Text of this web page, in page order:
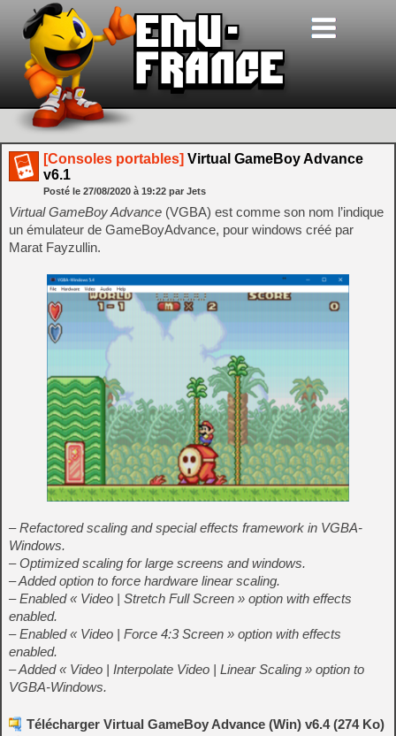
[Consoles portables] Virtual GameBoy Advance
v6.1
Posté le 27/08/2020 à 19:22 par Jets
Virtual GameBoy Advance (VGBA) est comme son nom l’indique
un émulateur de GameBoyAdvance, pour windows créé par
Marat Fayzullin.
– Refactored scaling and special effects framework in VGBA-
Windows.
– Optimized scaling for large screens and windows.
– Added option to force hardware linear scaling.
– Enabled « Video | Stretch Full Screen » option with effects
enabled.
– Enabled « Video | Force 4:3 Screen » option with effects
enabled.
– Added « Video | Interpolate Video | Linear Scaling » option to
VGBA-Windows.
Télécharger Virtual GameBoy Advance (Win) v6.4 (274 Ko)